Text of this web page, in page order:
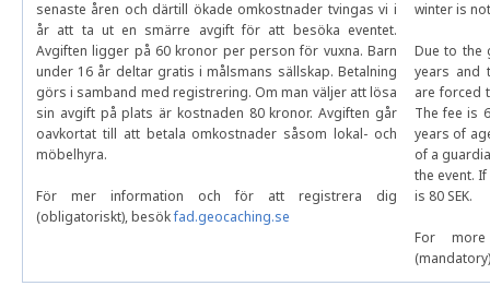
senaste åren och därtill ökade omkostnader tvingas vi i
år att ta ut en smärre avgift för att besöka eventet.
Avgiften ligger på 60 kronor per person för vuxna. Barn
under 16 år deltar gratis i målsmans sällskap. Betalning
görs i samband med registrering. Om man väljer att lösa
sin avgift på plats är kostnaden 80 kronor. Avgiften går
oavkortat till att betala omkostnader såsom lokal- och
möbelhyra.
För mer information och för att registrera dig
(obligatoriskt), besökfad.geocaching.se
winter is
Due to the
years and
are forced
The fee is
years of
of a
the event.
is 80 SEK.
For